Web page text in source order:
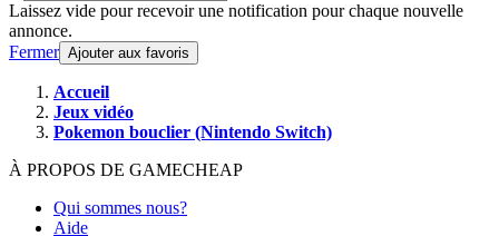
Laissez vide pour recevoir une notification pour chaque nouvelle
annonce.
Fermer Ajouter aux favoris
Accueil
Jeux vidéo
Pokemon bouclier (Nintendo Switch)
À PROPOS DE GAMECHEAP
Qui sommes nous?
Aide